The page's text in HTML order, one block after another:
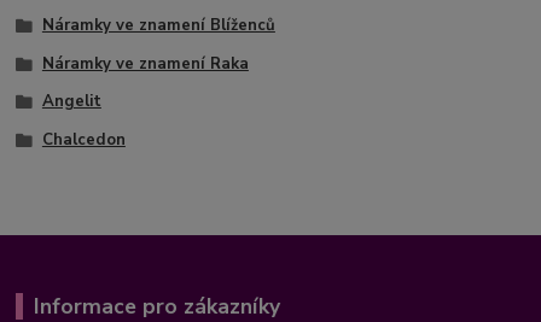
Náramky ve znamení Blíženců
Náramky ve znamení Raka
Angelit
Chalcedon
Informace pro zákazníky